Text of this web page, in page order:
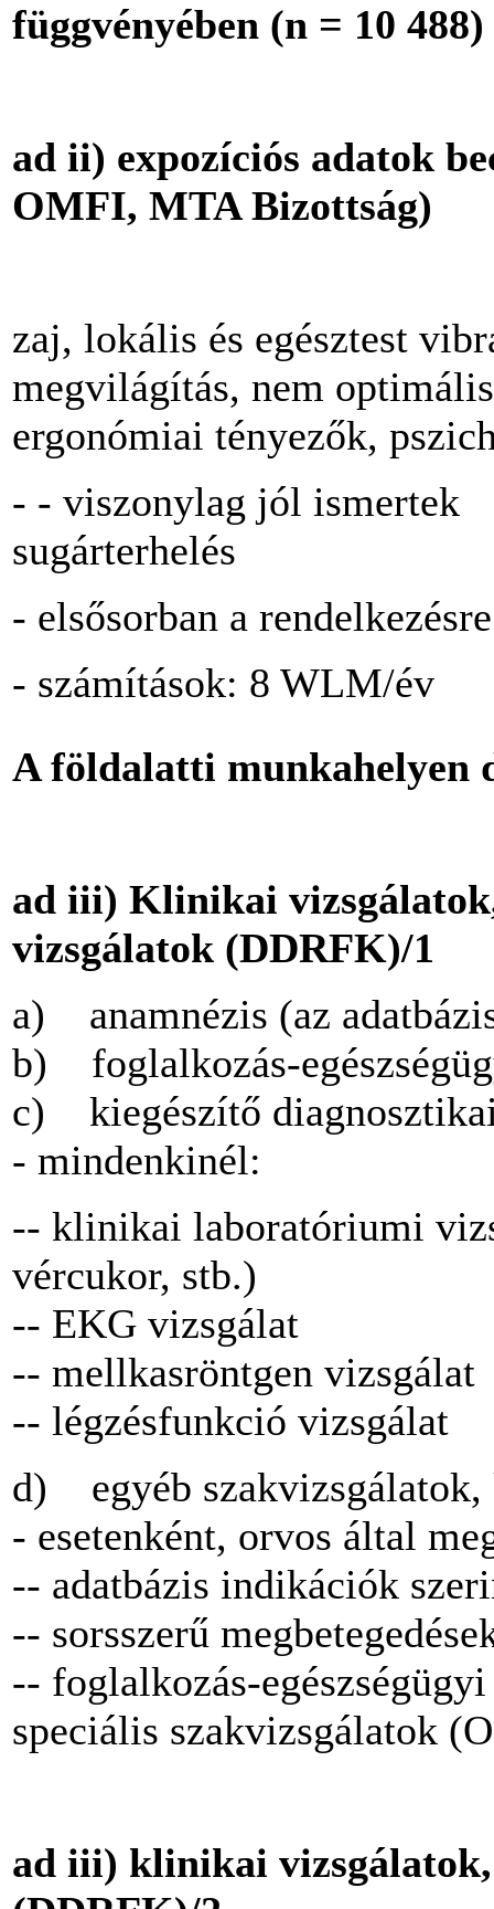
függvényében (n = 10 488)
ad ii) expozíciós adatok
OMFI, MTA Bizottság)
zaj, lokális és egésztest
megvilágítás, nem
ergonómiai tényezők,
- - viszonylag jól ismertek
sugárterhelés
- elsősorban a
- számítások: 8 WLM/év
A földalatti munkahelyen
ad iii) Klinikai vizsgálatok,
vizsgálatok (DDRFK)/1
a) anamnézis (az
b) foglalkozás-
c) kiegészítő
- mindenkinél:
-- klinikai laboratóriumi
vércukor, stb.)
-- EKG vizsgálat
-- mellkasröntgen vizsgálat
-- légzésfunkció vizsgálat
d) egyéb
- esetenként, orvos által
-- adatbázis indikációk
-- sorsszerű
-- foglalkozás-
speciális szakvizsgálatok
ad iii) klinikai vizsgálatok,